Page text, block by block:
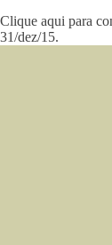
Clique aqui para
31/dez/15.